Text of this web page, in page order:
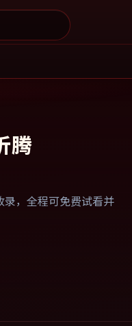
腾
，全程可免费试看并